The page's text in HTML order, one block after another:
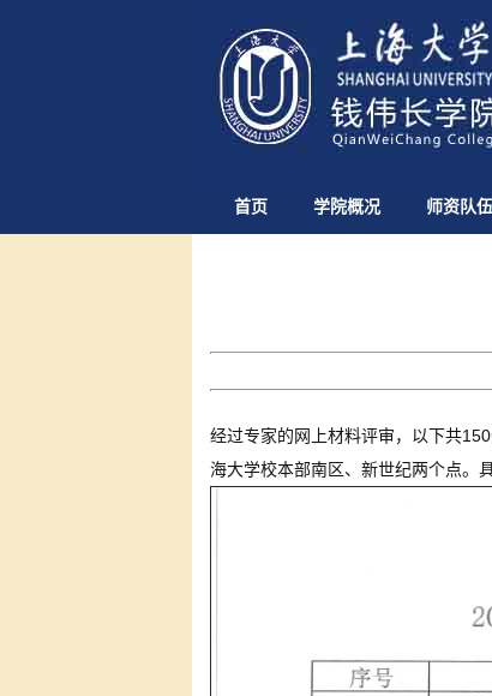
首页 学院概况 师资队伍
经过专家的网上材料评审，以下共
海大学校本部南区、新世纪两个点。